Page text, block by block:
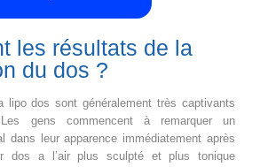
les résultats de la
du dos ?
lipo dos sont généralement très captivants
gens commencent à remarquer un
dans leur apparence immédiatement après
dos a l’air plus sculpté et plus tonique